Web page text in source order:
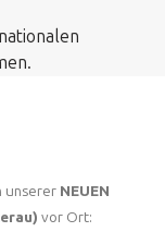
unserer NEUEN
vor Ort: